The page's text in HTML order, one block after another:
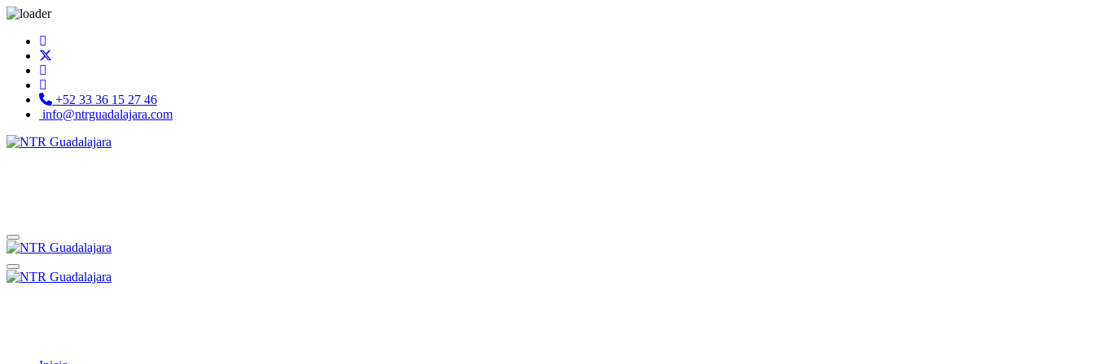
+52 33 36 15 27 46
info@ntrguadalajara.com